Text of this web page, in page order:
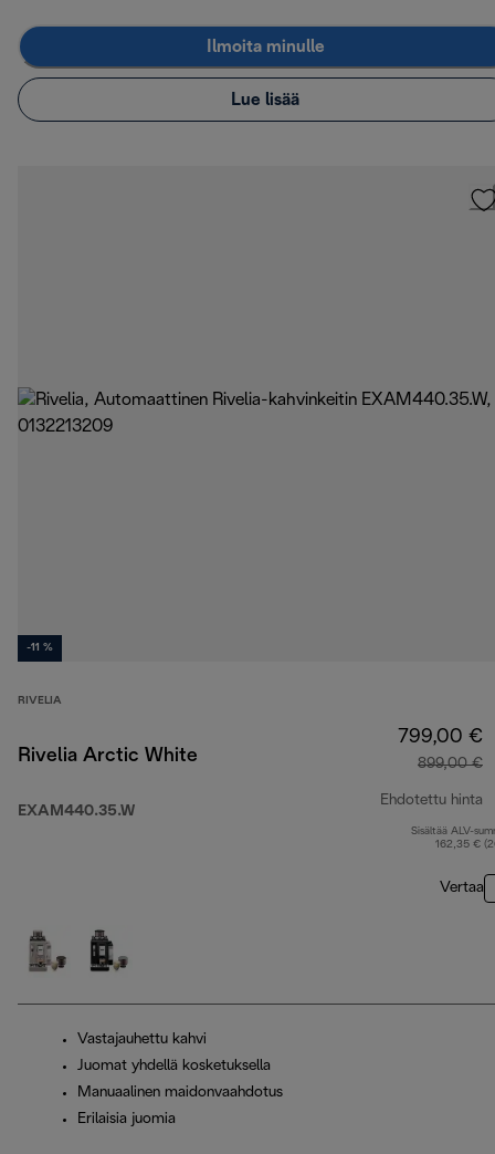
Ilmoita minulle
Lue lisää
-11 %
RIVELIA
Rivelia Arctic White
EXAM440.35.W
799,00 €
899,00 €
Ehdotettu hinta
Sisältää ALV-
162,35 €
Vertaa
Vastajauhettu kahvi
Juomat yhdellä kosketuksella
Manuaalinen maidonvaahdotus
Erilaisia juomia